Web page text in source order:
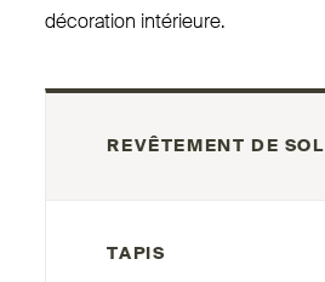
décoration intérieure.
REVÊTEMENT DE SOL
TAPIS